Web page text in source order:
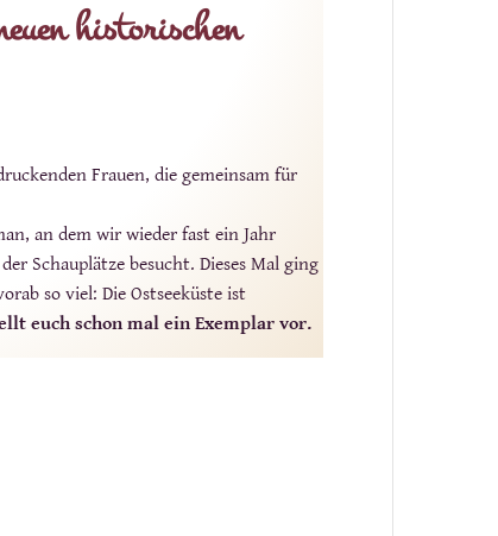
historischen
Frauen, die gemeinsam für
an dem wir wieder fast ein Jahr
Schauplätze besucht. Dieses Mal ging
so viel: Die Ostseeküste ist
euch schon mal ein Exemplar vor.